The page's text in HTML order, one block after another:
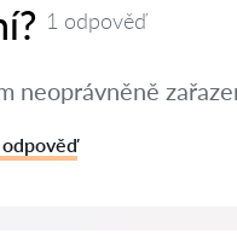
1 odpověď
neoprávněně